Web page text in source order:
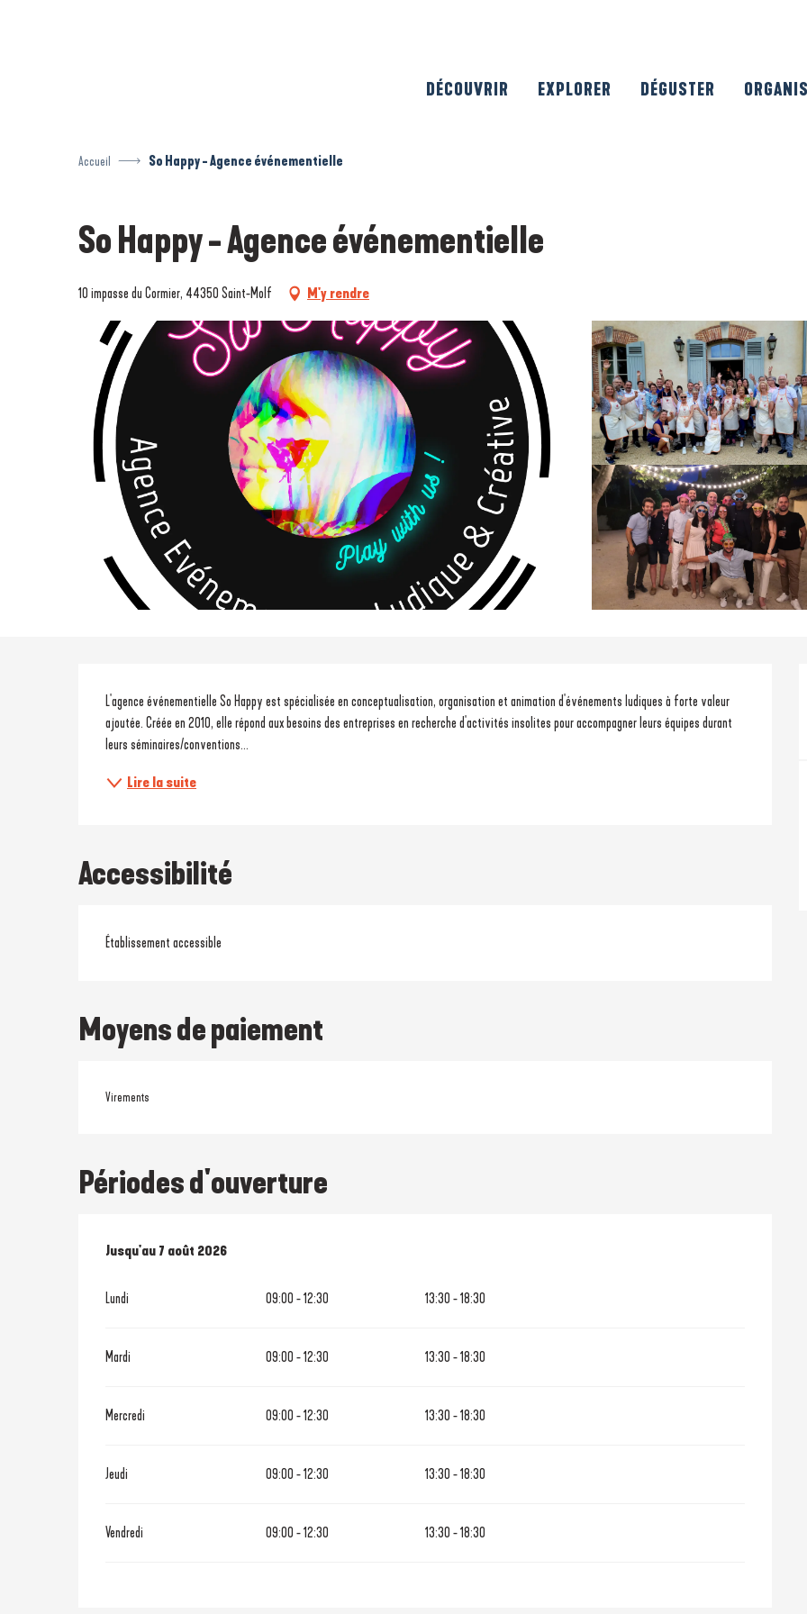
DÉCOUVRIR EXPLORER DÉGUSTER
Accueil So Happy - Agence événementielle
So Happy - Agence événementielle
10 impasse du Cormier, 44350 Saint-Molf M'y rendre
Description
L'agence événementielle So Happy est spécialisée en conceptualisation, organisation et animation d'événements ludiques à forte valeur
ajoutée. Créée en 2010, elle répond aux besoins des entreprises en recherche d'activités insolites pour accompagner leurs équipes durant
leurs séminaires/conventions...
Lire la suite
Accessibilité
Établissement accessible
Moyens de paiement
Virements
Périodes d'ouverture
Du6 août 2026 au7 août 2026
Jusqu'au 7 août 2026
Lundi 09:00 - 12:30 13:30 - 18:30
Mardi 09:00 - 12:30 13:30 - 18:30
Mercredi 09:00 - 12:30 13:30 - 18:30
Jeudi 09:00 - 12:30 13:30 - 18:30
Vendredi 09:00 - 12:30 13:30 - 18:30